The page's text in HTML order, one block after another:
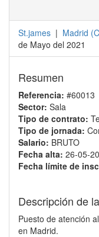
St.james | Madrid (
de Mayo del 2021
Resumen
Referencia: #60013
Sector: Sala
Tipo de contrato:
Tipo de jornada:
Salario: BRUTO
Fecha alta: 26-05-
Fecha límite de
Descripción de
Puesto de atención
en Madrid.